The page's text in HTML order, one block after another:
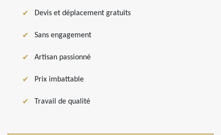
Devis et déplacement gratuits
Sans engagement
Artisan passionné
Prix imbattable
Travail de qualité